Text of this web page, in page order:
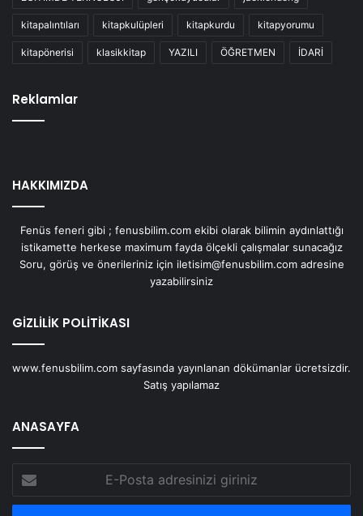
kitapalıntıları kitapkulüpleri kitapkurdu kitapyorumu
kitapönerisi klasikkitap YAZILI ÖĞRETMEN İDARİ
Reklamlar
HAKKIMIZDA
Fenüs feneri gibi ; fenusbilim.com ekibi olarak bilimin aydınlattığı
istikamette herkese maximum fayda ölçekli çalışmalar sunacağız
Soru, görüş ve önerileriniz için iletisim@fenusbilim.com adresine
yazabilirsiniz
GİZLİLİK POLİTİKASI
www.fenusbilim.com sayfasında yayınlanan dökümanlar ücretsizdir.
Satış yapılamaz
ANASAYFA
Posta
adresinizi